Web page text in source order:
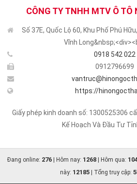
CÔNG TY TNHH MTV Ô TÔ
Số 37E, Quốc Lộ 60, Khu Phố Phú
Vĩnh
0918 542 022
0912796699
https://
Giấy phép kinh doanh số: 1300525306
Kế Hoạch Và Đầu Tư
Đang online: 276 | Hôm nay: 1268 | Hôm qua:
này: 12185 | Tổng truy cập: